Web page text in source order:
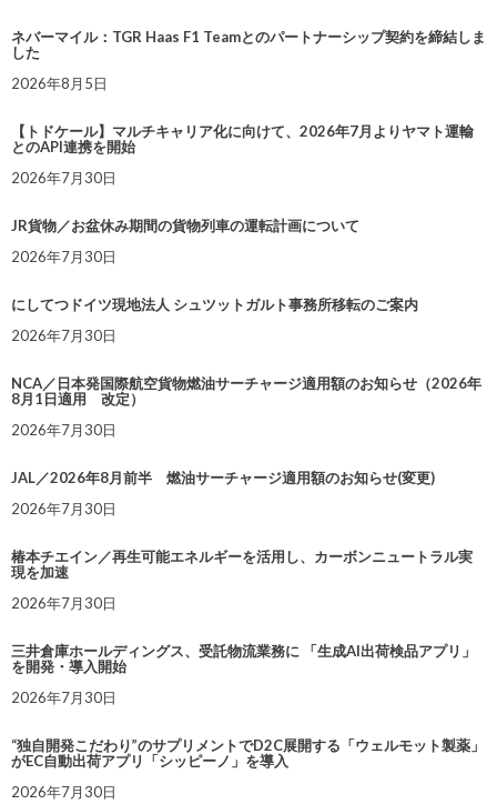
ネバーマイル：TGR Haas F1 Teamとのパートナーシップ契約を締結しま
した
2026年8月5日
【トドケール】マルチキャリア化に向けて、2026年7月よりヤマト運輸
とのAPI連携を開始
2026年7月30日
JR貨物／お盆休み期間の貨物列車の運転計画について
2026年7月30日
にしてつドイツ現地法人 シュツットガルト事務所移転のご案内
2026年7月30日
NCA／日本発国際航空貨物燃油サーチャージ適用額のお知らせ（2026年
8月1日適用 改定）
2026年7月30日
JAL／2026年8月前半 燃油サーチャージ適用額のお知らせ(変更)
2026年7月30日
椿本チエイン／再生可能エネルギーを活用し、カーボンニュートラル実
現を加速
2026年7月30日
三井倉庫ホールディングス、受託物流業務に 「生成AI出荷検品アプリ」
を開発・導入開始
2026年7月30日
“独自開発こだわり”のサプリメントでD2C展開する「ウェルモット製薬」
がEC自動出荷アプリ「シッピーノ」を導入
2026年7月30日